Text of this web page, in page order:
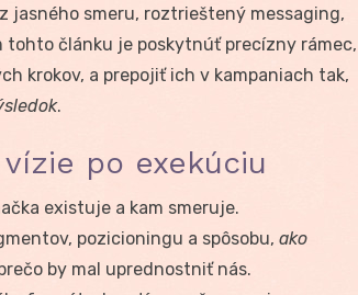
jasného smeru, roztrieštený messaging,
tohto článku je poskytnúť precízny rámec,
krokov, a prepojiť ich v kampaniach tak,
.
po exekúciu
existuje a kam smeruje.
pozicioningu a spôsobu, ako
by mal uprednostniť nás.